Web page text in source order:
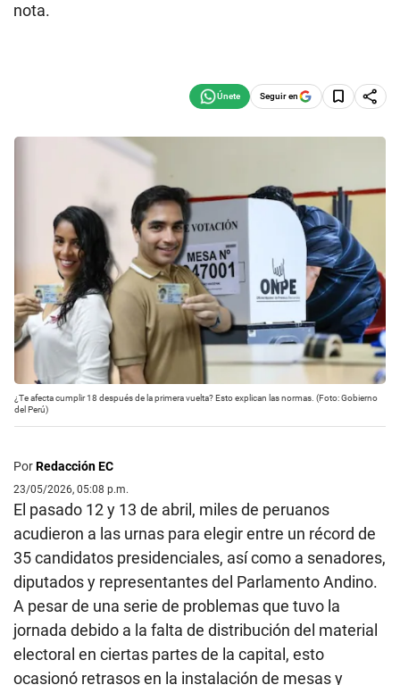
nota.
Seguir en
¿Te afecta cumplir 18 después de la primera vuelta? Esto explican las normas. (Foto: Gobierno
del Perú)
PorRedacción EC
23/05/2026, 05:08 p.m.
El pasado 12 y 13 de abril, miles de peruanos
acudieron a las urnas para elegir entre un récord de
35 candidatos presidenciales, así como a senadores,
diputados y representantes del Parlamento Andino.
A pesar de una serie de problemas que tuvo la
jornada debido a la falta de distribución del material
electoral en ciertas partes de la capital, esto
ocasionó retrasos en la instalación de mesas y